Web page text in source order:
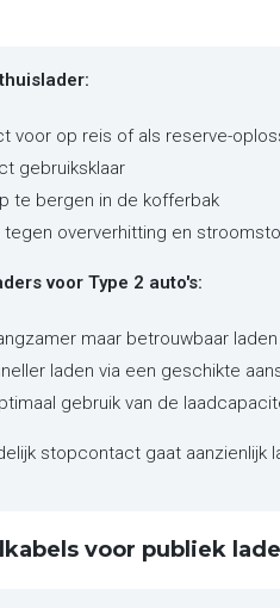
voor op reis of als reserve-
gebruiksklaar
te bergen in de kofferbak
tegen oververhitting en
voor Type 2 auto's:
maar betrouwbaar laden
laden via een geschikte
gebruik van de
stopcontact gaat aanzienlijk
voor publiek